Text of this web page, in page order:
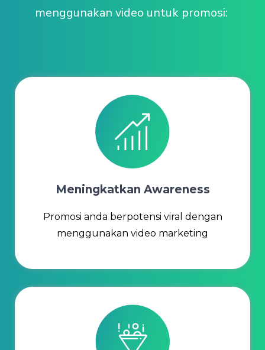
menggunakan video untuk promosi:
Meningkatkan Awareness
Promosi anda berpotensi viral dengan
menggunakan video marketing